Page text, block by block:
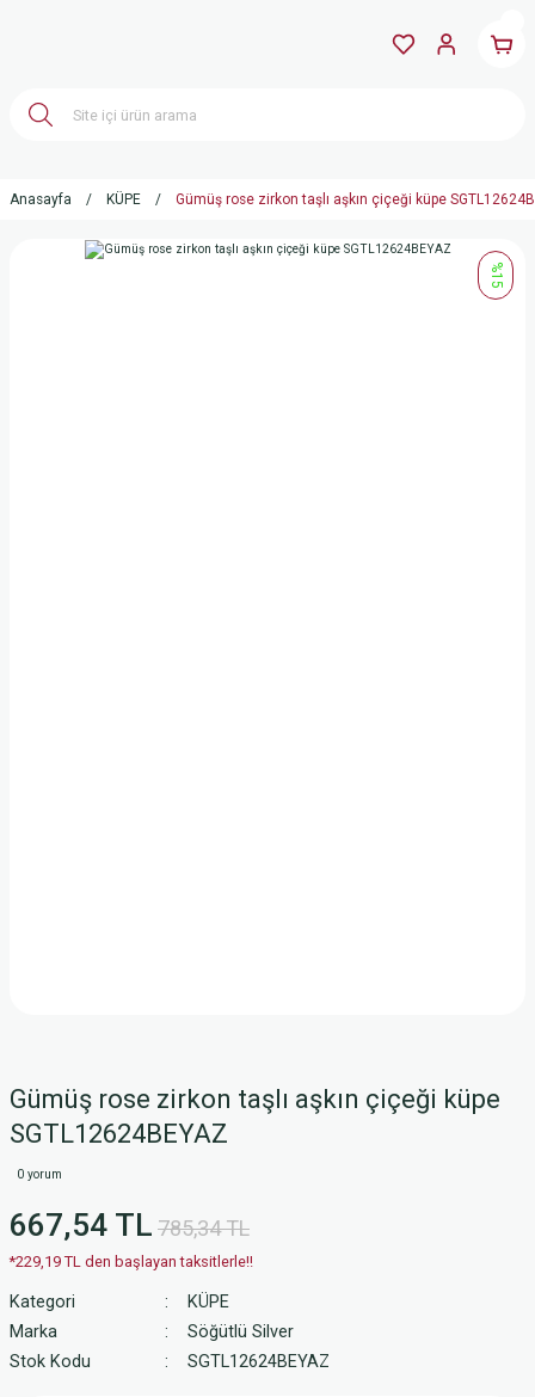
Anasayfa KÜPE Gümüş rose zirkon taşlı aşkın çiçeği küpe
%15
Gümüş rose zirkon taşlı aşkın çiçeği küpe
SGTL12624BEYAZ
0 yorum
667,54 TL 785,34 TL
*229,19 TL den başlayan taksitlerle!!
Kategori
KÜPE
Marka
Söğütlü Silver
Stok Kodu
SGTL12624BEYAZ